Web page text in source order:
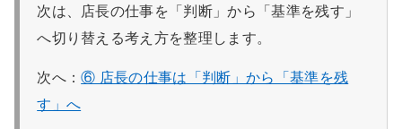
次は、店長の仕事を「判断」から「基準を残す」
へ切り替える考え方を整理します。
次へ：⑥ 店長の仕事は「判断」から「基準を残
す」へ